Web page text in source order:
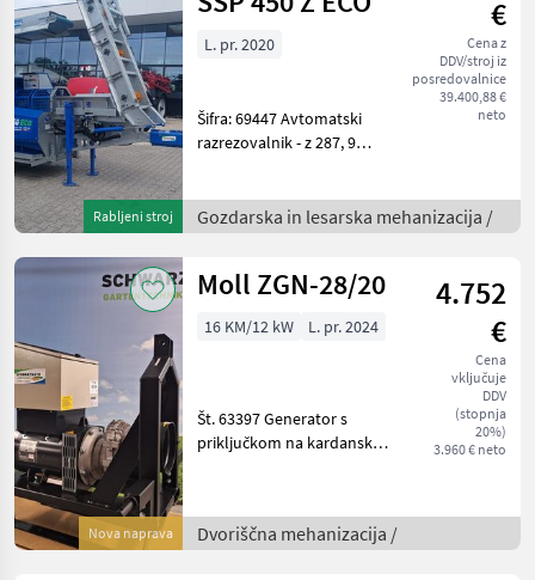
Rabljeni stroj
€
Cena z
DDV/stroj iz
posredovalnice
39.400,88 €
neto
L. pr. 2020
Šifra: 69447 Avtomatski
razrezovalnik - z 287, 9
- z mehansko zložljivim
transportnim trakom
Gozdarska in lesarska mehanizacija /
Nova naprava
Moll ZGN-28/20
4.752
€
Cena
vključuje
DDV
(stopnja
20%)
3.960 € neto
16 KM/12 kW L. pr. 2024
Št. 63397 Generator s
priključkom na kardansko
elektronskim regulatorjem
napetosti AVR2 s trifaznim
Dvoriščna mehanizacija /